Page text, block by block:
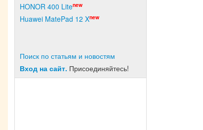
HONOR 400 Litenew
Huawei MatePad 12 Xnew
Поиск по статьям и новостям
Вход на сайт. Присоединяйтесь!